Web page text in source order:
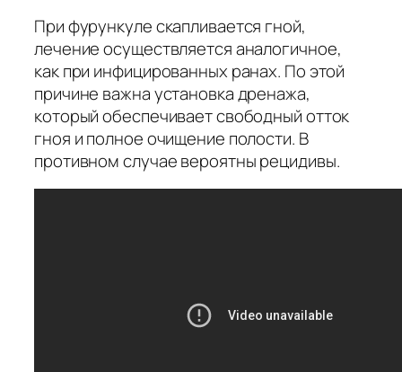
При фурункуле скапливается гной,
лечение осуществляется аналогичное,
как при инфицированных ранах. По этой
причине важна установка дренажа,
который обеспечивает свободный отток
гноя и полное очищение полости. В
противном случае вероятны рецидивы.